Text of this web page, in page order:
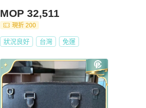
MOP 32,511
現折 200
狀況良好 台灣 免運